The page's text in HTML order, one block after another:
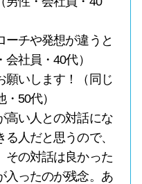
ーチや発想が違うと
社員・40代）
願いします！（同じ
50代）
高い人との対話にな
人だと思うので、
その対話は良かった
入ったのが残念。あ